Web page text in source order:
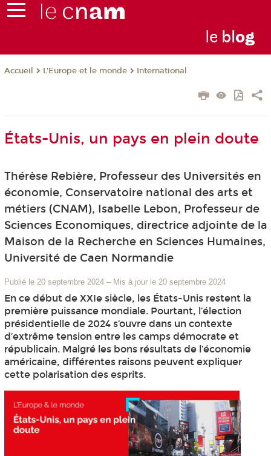
le blog
Accueil L'Europe et le monde International
États-Unis, un pays en plein doute
Thérèse Rebière, Professeur des Universités en
économie, Conservatoire national des arts et
métiers (CNAM), Isabelle Lebon, Professeur de
Sciences Economiques, directrice adjointe de la
Maison de la Recherche en Sciences Humaines,
Université de Caen Normandie
Publié le 20 septembre 2024 – Mis à jour le 20 septembre 2024
En ce début de XXIe siècle, les États-Unis restent la
première puissance mondiale. Pourtant, l’élection
présidentielle de 2024 s’ouvre dans un contexte
d’extrême tension entre les camps démocrate et
républicain. Malgré les bons résultats de l’économie
américaine, différentes raisons peuvent expliquer
cette polarisation des esprits.